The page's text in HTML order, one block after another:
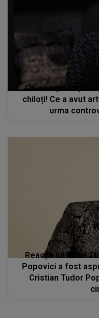
De ce a pozat, de
chiloți! Ce a avut
urma
Reacția lui Mihai
Popovici a fost
Cristian Tudor